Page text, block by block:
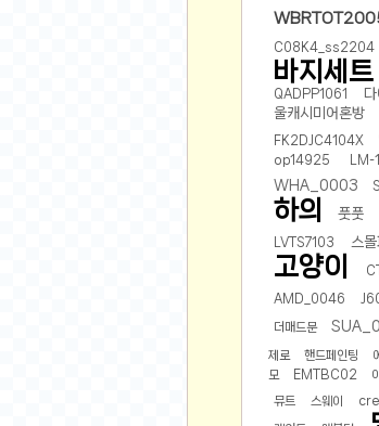
랜덤 글 보기
쇼핑
알뜰 쇼핑
해외쇼핑
특가 휴대폰
오프라인 특가
C08K4_ss2204
바지세트
QADPP1061
울캐시미어혼방
FK2DJC4104X
op14925
WHA_0003
하의 풋풋
LVTS7103 스
고양이
AMD_0046
더매드문
제로 핸드페인팅
모
EMTBC02
뮤트
스웨이
빨간 사과 5kg (24-26과
알리 15.6 인치 터치 스
하이트 제로 0.00,
경조사용 검정색 사계절
BEELINK 비링크
수박바 제로 스크류바 제
AJAZZ AK35I V3 무선
부르르 제로콜라,
삼성전자 삼성 갤럭시 핏